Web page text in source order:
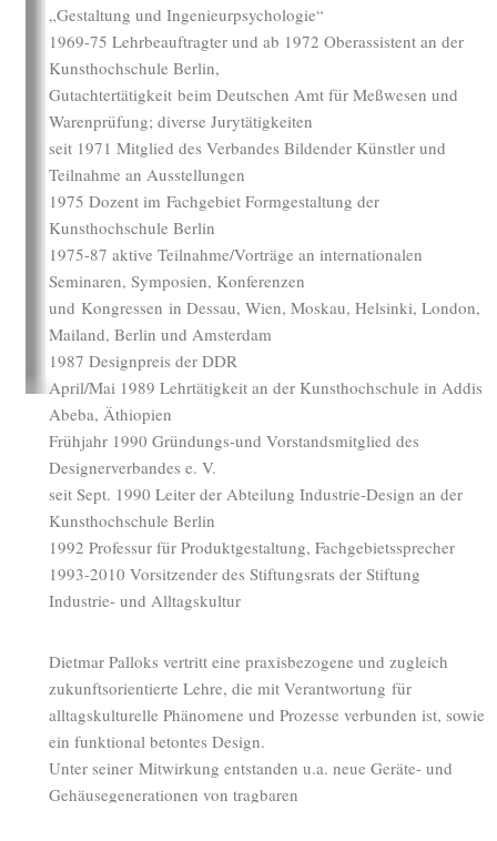
„Gestaltung und Ingenieurpsychologie“
1969-75 Lehrbeauftragter und ab 1972 Oberassistent an der
Kunsthochschule Berlin,
Gutachtertätigkeit beim Deutschen Amt für Meßwesen und
Warenprüfung; diverse Jurytätigkeiten
seit 1971 Mitglied des Verbandes Bildender Künstler und
Teilnahme an Ausstellungen
1975 Dozent im Fachgebiet Formgestaltung der
Kunsthochschule Berlin
1975-87 aktive Teilnahme/Vorträge an internationalen
Seminaren, Symposien, Konferenzen
und Kongressen in Dessau, Wien, Moskau, Helsinki, London,
Mailand, Berlin und Amsterdam
1987 Designpreis der DDR
April/Mai 1989 Lehrtätigkeit an der Kunsthochschule in Addis
Abeba, Äthiopien
Frühjahr 1990 Gründungs-und Vorstandsmitglied des
Designerverbandes e. V.
seit Sept. 1990 Leiter der Abteilung Industrie-Design an der
Kunsthochschule Berlin
1992 Professur für Produktgestaltung, Fachgebietssprecher
1993-2010 Vorsitzender des Stiftungsrats der Stiftung
Industrie- und Alltagskultur
Dietmar Palloks vertritt eine praxisbezogene und zugleich
zukunftsorientierte Lehre, die mit Verantwortung für
alltagskulturelle Phänomene und Prozesse verbunden ist, sowie
ein funktional betontes Design.
Unter seiner Mitwirkung entstanden u.a. neue Geräte- und
Gehäusegenerationen von tragbaren